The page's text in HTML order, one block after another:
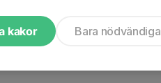
kakor Bara nödvändiga